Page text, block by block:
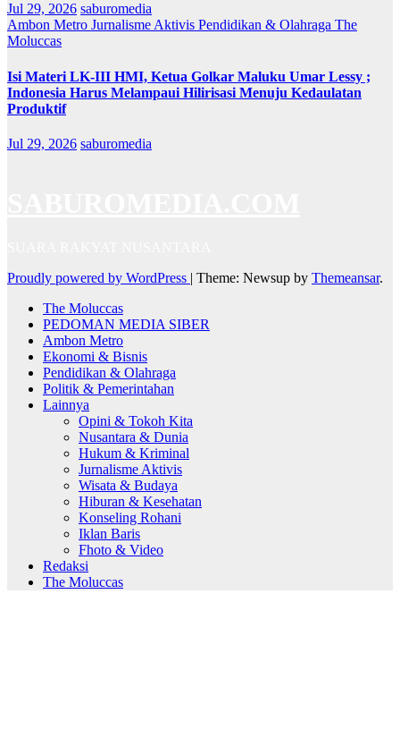
Jul 29, 2026 saburomedia
Ambon Metro Jurnalisme Aktivis Pendidikan & Olahraga The
Moluccas
Isi Materi LK-III HMI, Ketua Golkar Maluku Umar Lessy ;
Indonesia Harus Melampaui Hilirisasi Menuju Kedaulatan
Produktif
Jul 29, 2026 saburomedia
Proudly powered by WordPress | Theme: Newsup by Themeansar.
The Moluccas
PEDOMAN MEDIA SIBER
Ambon Metro
Ekonomi & Bisnis
Pendidikan & Olahraga
Politik & Pemerintahan
Lainnya
Opini & Tokoh Kita
Nusantara & Dunia
Hukum & Kriminal
Jurnalisme Aktivis
Wisata & Budaya
Hiburan & Kesehatan
Konseling Rohani
Iklan Baris
Fhoto & Video
Redaksi
The Moluccas